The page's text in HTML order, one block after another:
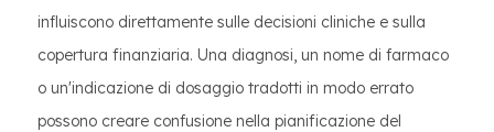
influiscono direttamente sulle decisioni cliniche e sulla
copertura finanziaria. Una diagnosi, un nome di farmaco
o un'indicazione di dosaggio tradotti in modo errato
possono creare confusione nella pianificazione del